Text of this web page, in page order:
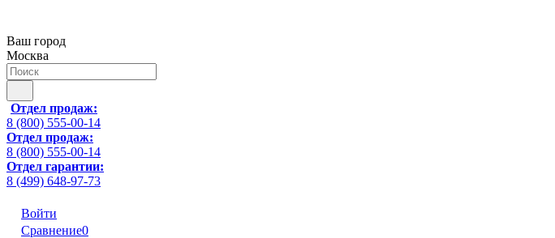
Ваш город
Москва
Отдел продаж:
8 (800) 555-00-14
Отдел продаж:
8 (800) 555-00-14
Отдел гарантии:
8 (499) 648-97-73
Войти
Сравнение0